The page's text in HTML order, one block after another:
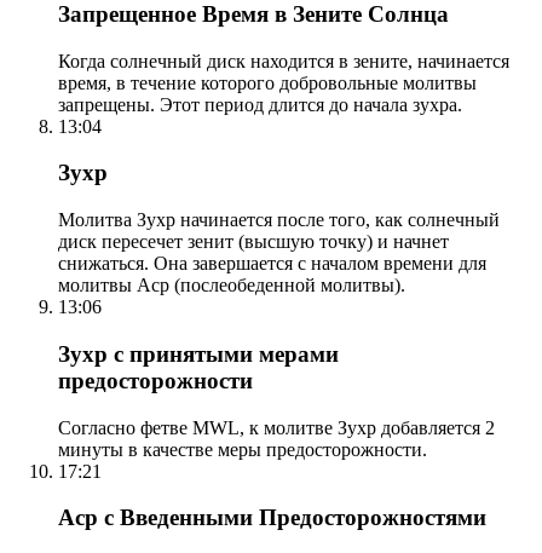
Запрещенное Время в Зените Солнца
Когда солнечный диск находится в зените, начинается
время, в течение которого добровольные молитвы
запрещены. Этот период длится до начала зухра.
13:04
Зухр
Молитва Зухр начинается после того, как солнечный
диск пересечет зенит (высшую точку) и начнет
снижаться. Она завершается с началом времени для
молитвы Аср (послеобеденной молитвы).
13:06
Зухр с принятыми мерами
предосторожности
Согласно фетве MWL, к молитве Зухр добавляется 2
минуты в качестве меры предосторожности.
17:21
Аср с Введенными Предосторожностями